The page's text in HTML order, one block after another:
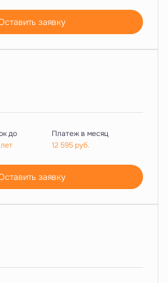
заявку
до
Платеж в месяц
12 595руб.
заявку